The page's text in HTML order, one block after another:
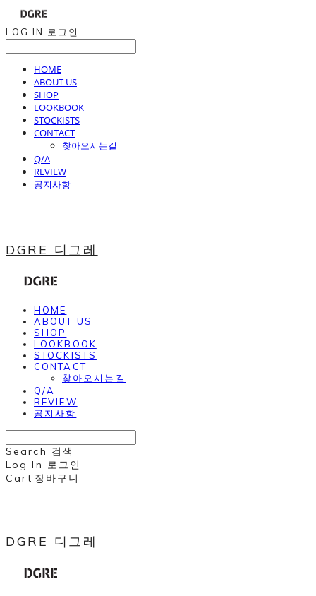
LOG IN 로그인
HOME
ABOUT US
SHOP
LOOKBOOK
STOCKISTS
CONTACT
찾아오시는길
Q/A
REVIEW
공지사항
DGRE 디그레
HOME
ABOUT US
SHOP
LOOKBOOK
STOCKISTS
CONTACT
찾아오시는길
Q/A
REVIEW
공지사항
Search 검색
Log In 로그인
Cart 장바구니
DGRE 디그레